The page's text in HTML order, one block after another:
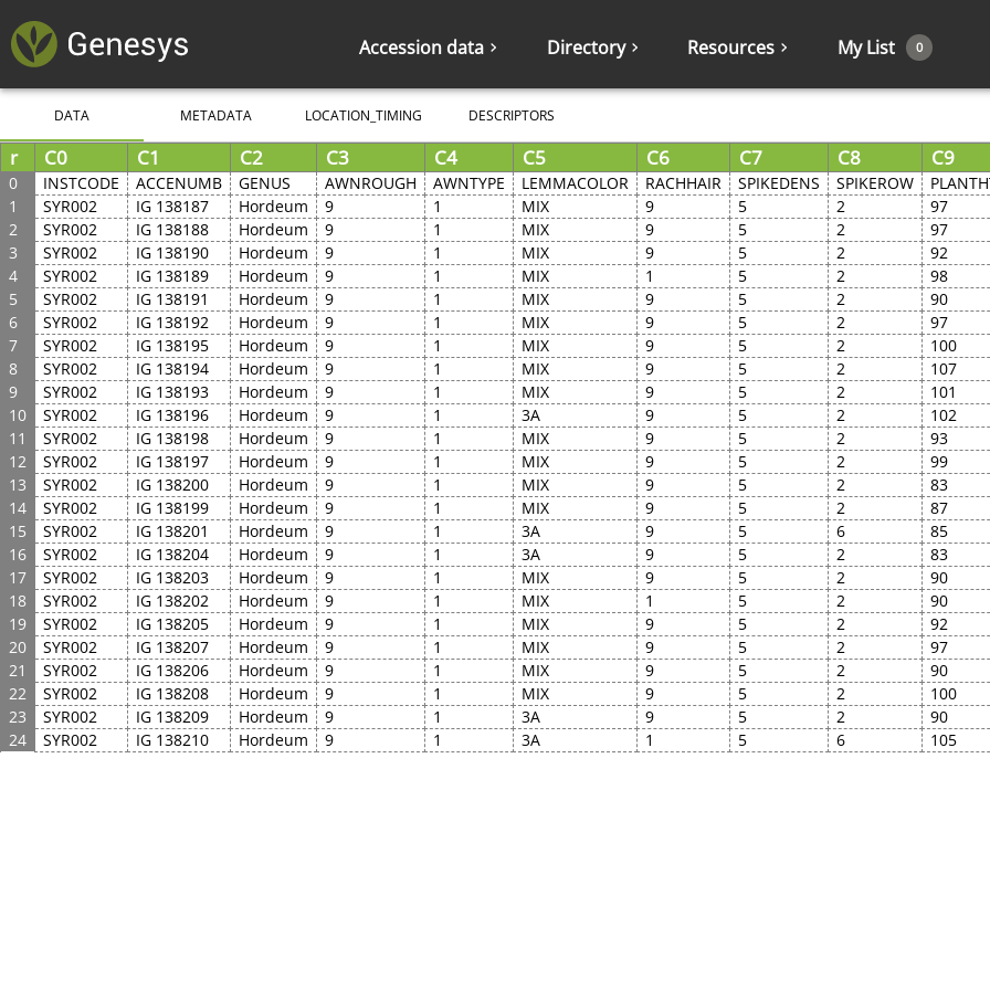
Accession data Directory Resources My List 0
DATA METADATA LOCATION_TIMING DESCRIPTORS
r C0 C1 C2 C3 C4 C5 C6 C7 C8 C9
0 INSTCODE ACCENUMB GENUS AWNROUGH AWNTYPE LEMMACOLOR RACHHAIR SPIKEDENS SPIKEROW
1
SYR002 IG 138187 Hordeum 9 1 MIX 9 5 2 97
2
SYR002 IG 138188 Hordeum 9 1 MIX 9 5 2 97
3
SYR002 IG 138190 Hordeum 9 1 MIX 9 5 2 92
4
SYR002 IG 138189 Hordeum 9 1 MIX 1 5 2 98
5
SYR002 IG 138191 Hordeum 9 1 MIX 9 5 2 90
6
SYR002 IG 138192 Hordeum 9 1 MIX 9 5 2 97
7
SYR002 IG 138195 Hordeum 9 1 MIX 9 5 2 100
8
SYR002 IG 138194 Hordeum 9 1 MIX 9 5 2 107
9
SYR002 IG 138193 Hordeum 9 1 MIX 9 5 2 101
10
SYR002 IG 138196 Hordeum 9 1 3A 9 5 2 102
11
SYR002 IG 138198 Hordeum 9 1 MIX 9 5 2 93
12
SYR002 IG 138197 Hordeum 9 1 MIX 9 5 2 99
13
SYR002 IG 138200 Hordeum 9 1 MIX 9 5 2 83
14
SYR002 IG 138199 Hordeum 9 1 MIX 9 5 2 87
15
SYR002 IG 138201 Hordeum 9 1 3A 9 5 6 85
16
SYR002 IG 138204 Hordeum 9 1 3A 9 5 2 83
17
SYR002 IG 138203 Hordeum 9 1 MIX 9 5 2 90
18
SYR002 IG 138202 Hordeum 9 1 MIX 1 5 2 90
19
SYR002 IG 138205 Hordeum 9 1 MIX 9 5 2 92
20
SYR002 IG 138207 Hordeum 9 1 MIX 9 5 2 97
21
SYR002 IG 138206 Hordeum 9 1 MIX 9 5 2 90
22
SYR002 IG 138208 Hordeum 9 1 MIX 9 5 2 100
23
SYR002 IG 138209 Hordeum 9 1 3A 9 5 2 90
24
SYR002 IG 138210 Hordeum 9 1 3A 1 5 6 105